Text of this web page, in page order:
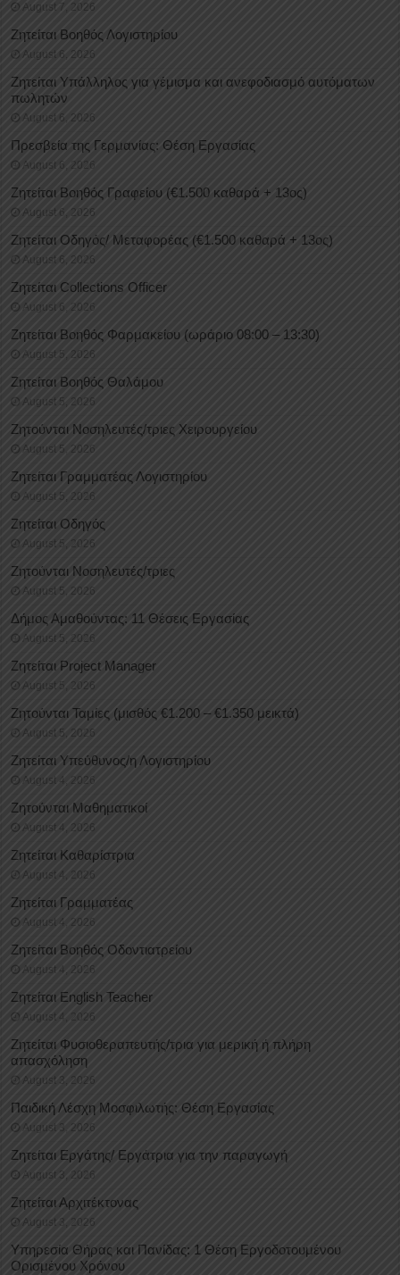
August 7, 2026
Ζητείται Βοηθός Λογιστηρίου
August 6, 2026
Ζητείται Υπάλληλος για γέμισμα και ανεφοδιασμό αυτόματων
πωλητών
August 6, 2026
Πρεσβεία της Γερμανίας: Θέση Εργασίας
August 6, 2026
Ζητείται Βοηθός Γραφείου (€1.500 καθαρά + 13ος)
August 6, 2026
Ζητείται Οδηγός/ Μεταφορέας (€1.500 καθαρά + 13ος)
August 6, 2026
Ζητείται Collections Officer
August 6, 2026
Ζητείται Βοηθός Φαρμακείου (ωράριο 08:00 – 13:30)
August 5, 2026
Ζητείται Βοηθός Θαλάμου
August 5, 2026
Ζητούνται Νοσηλευτές/τριες Χειρουργείου
August 5, 2026
Ζητείται Γραμματέας Λογιστηρίου
August 5, 2026
Ζητείται Οδηγός
August 5, 2026
Ζητούνται Νοσηλευτές/τριες
August 5, 2026
Δήμος Αμαθούντας: 11 Θέσεις Εργασίας
August 5, 2026
Ζητείται Project Manager
August 5, 2026
Ζητούνται Ταμίες (μισθός €1.200 – €1.350 μεικτά)
August 5, 2026
Ζητείται Υπεύθυνος/η Λογιστηρίου
August 4, 2026
Ζητούνται Μαθηματικοί
August 4, 2026
Ζητείται Καθαρίστρια
August 4, 2026
Ζητείται Γραμματέας
August 4, 2026
Ζητείται Βοηθός Οδοντιατρείου
August 4, 2026
Ζητείται English Teacher
August 4, 2026
Ζητείται Φυσιοθεραπευτής/τρια για μερική ή πλήρη
απασχόληση
August 3, 2026
Παιδική Λέσχη Μοσφιλωτής: Θέση Εργασίας
August 3, 2026
Ζητείται Εργάτης/ Εργάτρια για την παραγωγή
August 3, 2026
Ζητείται Αρχιτέκτονας
August 3, 2026
Υπηρεσία Θήρας και Πανίδας: 1 Θέση Eργοδοτουμένου
Oρισμένου Xρόνου